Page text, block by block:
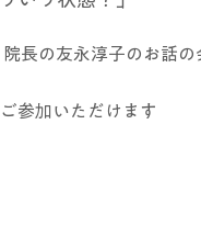
長の友永淳子のお話の
参加いただけます